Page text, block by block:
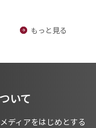
もっと見る
いて
ディアをはじめとする